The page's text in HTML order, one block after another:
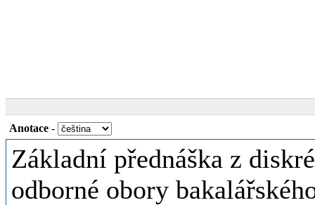
Anotace -
Základní přednáška z
odborné obory